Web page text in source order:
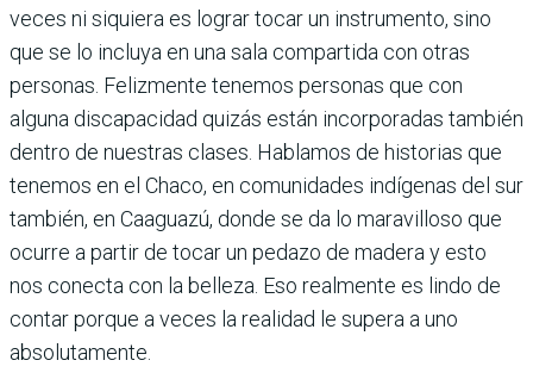
veces ni siquiera es lograr tocar un instrumento, sino
que se lo incluya en una sala compartida con otras
personas. Felizmente tenemos personas que con
alguna discapacidad quizás están incorporadas también
dentro de nuestras clases. Hablamos de historias que
tenemos en el Chaco, en comunidades indígenas del sur
también, en Caaguazú, donde se da lo maravilloso que
ocurre a partir de tocar un pedazo de madera y esto
nos conecta con la belleza. Eso realmente es lindo de
contar porque a veces la realidad le supera a uno
absolutamente.